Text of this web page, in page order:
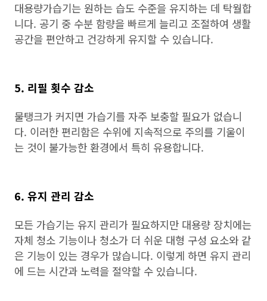
대용량가습기는 원하는 습도 수준을 유지하는 데 탁월합
니다. 공기 중 수분 함량을 빠르게 늘리고 조절하여 생활
공간을 편안하고 건강하게 유지할 수 있습니다.
5. 리필 횟수 감소
물탱크가 커지면 가습기를 자주 보충할 필요가 없습니
다. 이러한 편리함은 수위에 지속적으로 주의를 기울이
는 것이 불가능한 환경에서 특히 유용합니다.
6. 유지 관리 감소
모든 가습기는 유지 관리가 필요하지만 대용량 장치에는
자체 청소 기능이나 청소가 더 쉬운 대형 구성 요소와 같
은 기능이 있는 경우가 많습니다. 이렇게 하면 유지 관리
에 드는 시간과 노력을 절약할 수 있습니다.